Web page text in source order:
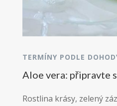
TERMÍNY PODLE
Aloe vera: připravte
Rostlina krásy, zelený